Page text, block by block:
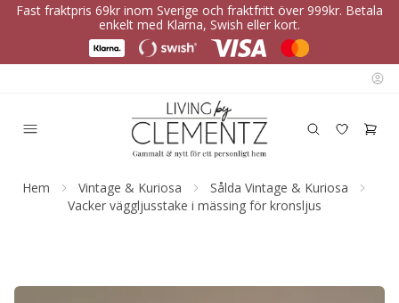
Fast fraktpris 69kr inom Sverige och fraktfritt över 999kr. Betala
enkelt med Klarna, Swish eller kort.
Hem Vintage & Kuriosa
Sålda Vintage & Kuriosa
Vacker väggljusstake i mässing för kronsljus